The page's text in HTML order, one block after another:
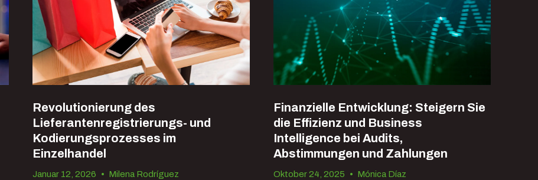
Revolutionierung des
Lieferantenregistrierungs- und
Kodierungsprozesses im
Einzelhandel
Januar 12, 2026 • Milena Rodríguez
Finanzielle Entwicklung: Steigern Sie
die Effizienz und Business
Intelligence bei Audits,
Abstimmungen und Zahlungen
Oktober 24, 2025 • Mónica Díaz